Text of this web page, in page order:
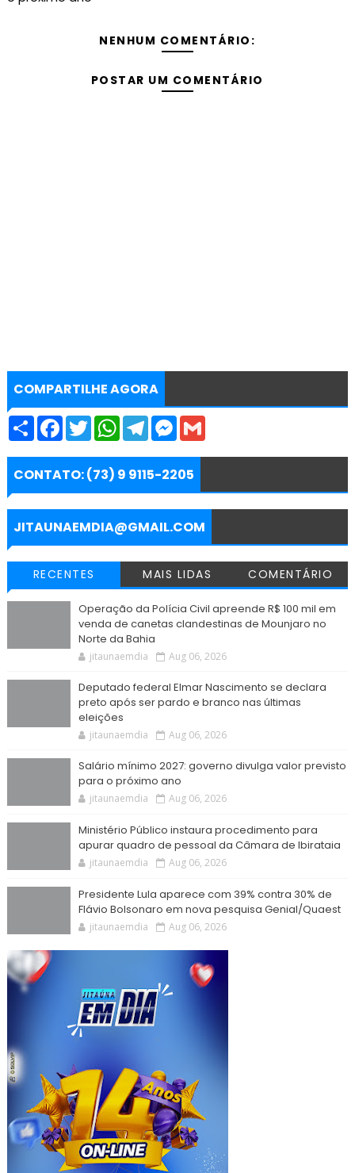
NENHUM COMENTÁRIO:
POSTAR UM COMENTÁRIO
COMPARTILHE AGORA
S
r
e
F
e
b
o
k
T
w
t
t
e
r
W
t
s
p
p
T
e
g
a
m
M
s
e
g
e
r
G
i
CONTATO: (73) 9 9115-2205
JITAUNAEMDIA@GMAIL.COM
RECENTES MAIS LIDAS COMENTÁRIO
Operação da Polícia Civil apreende R$ 100 mil em
venda de canetas clandestinas de Mounjaro no
Norte da Bahia
jitaunaemdia Aug 06, 2026
Deputado federal Elmar Nascimento se declara
preto após ser pardo e branco nas últimas
eleições
jitaunaemdia Aug 06, 2026
Salário mínimo 2027: governo divulga valor previsto
para o próximo ano
jitaunaemdia Aug 06, 2026
Ministério Público instaura procedimento para
apurar quadro de pessoal da Câmara de Ibirataia
jitaunaemdia Aug 06, 2026
Presidente Lula aparece com 39% contra 30% de
Flávio Bolsonaro em nova pesquisa Genial/Quaest
jitaunaemdia Aug 06, 2026